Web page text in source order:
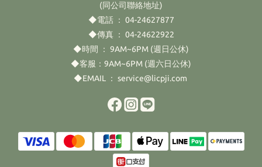
(同公司聯絡地址)
◆電話 ： 04-24627877
◆傳真 ： 04-24622922
◆時間 ： 9AM~6PM (週日公休)
◆客服：9AM~6PM (週六日公休)
◆EMAIL ： service@licpji.com